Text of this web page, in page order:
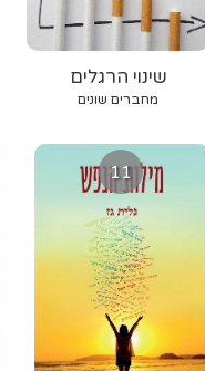
שינוי הרגלים
והתמכרויות
מחברים שונים
11